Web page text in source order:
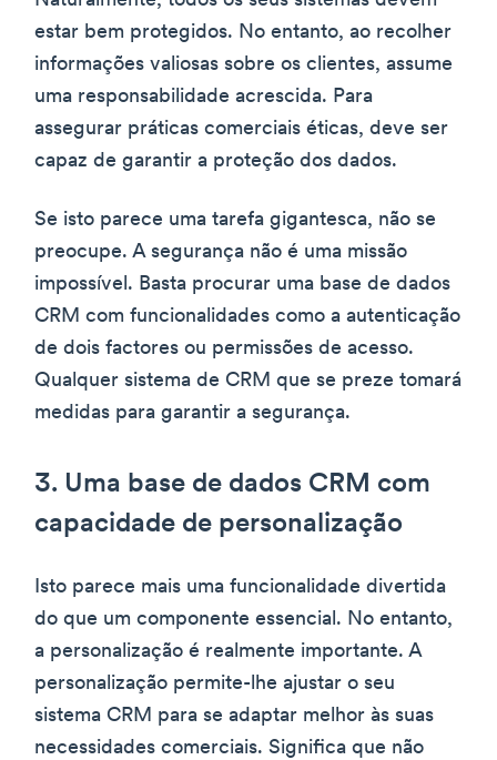
estar bem protegidos. No entanto, ao recolher
informações valiosas sobre os clientes, assume
uma responsabilidade acrescida. Para
assegurar práticas comerciais éticas, deve ser
capaz de garantir a proteção dos dados.
Se isto parece uma tarefa gigantesca, não se
preocupe. A segurança não é uma missão
impossível. Basta procurar uma base de dados
CRM com funcionalidades como a autenticação
de dois factores ou permissões de acesso.
Qualquer sistema de CRM que se preze tomará
medidas para garantir a segurança.
3. Uma base de dados CRM com
capacidade de personalização
Isto parece mais uma funcionalidade divertida
do que um componente essencial. No entanto,
a personalização é realmente importante. A
personalização permite-lhe ajustar o seu
sistema CRM para se adaptar melhor às suas
necessidades comerciais. Significa que não